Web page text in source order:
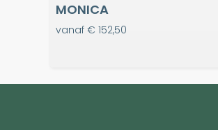
MONICA
vanaf € 152,50